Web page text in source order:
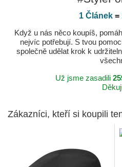
1 Článek =
Když u nás něco koupíš,
nejvíc potřebují. S tvou
společně udělat krok k
Už jsme zasadili
Zákazníci, kteří si koupili